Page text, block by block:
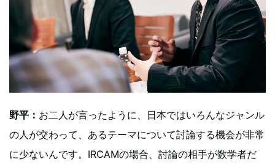
野平： お二人が言ったように、日本ではいろんなジャンル
の人が交わって、あるテーマについて討論する機会が非常
に少ないんです。IRCAMの場合、討論の相手が数学者だ